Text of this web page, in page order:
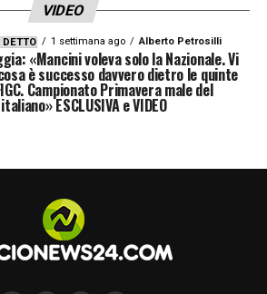
VIDEO
DETTO 1 settimana ago Alberto Petrosilli
«Mancini voleva solo la Nazionale. Vi
è successo davvero dietro le quinte
Campionato Primavera male del
ESCLUSIVA e VIDEO